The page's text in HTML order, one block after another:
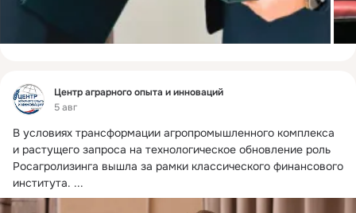
Фид
Центр аграрного опыта и инноваций
5 авг
В условиях трансформации агропромышленного комплекса
и растущего запроса на технологическое обновление роль
Росагролизинга вышла за рамки классического финансового
института. ...